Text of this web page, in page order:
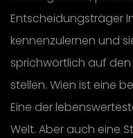
Entscheidungsträger
kennenzulernen und
sprichwörtlich auf
stellen. Wien ist eine
Eine der
Welt. Aber auch eine